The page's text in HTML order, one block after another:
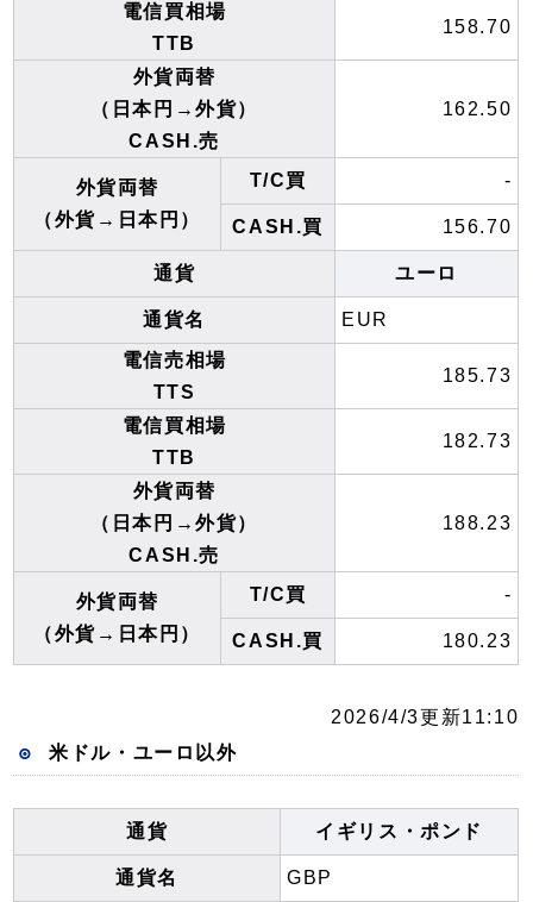
電信買相場
TTB
158.70
外貨両替
（日本円→外貨）
CASH.売
162.50
外貨両替
（外貨→日本円）
T/C買 -
CASH.買 156.70
通貨 ユーロ
通貨名
EUR
電信売相場
TTS
185.73
電信買相場
TTB
182.73
外貨両替
（日本円→外貨）
CASH.売
188.23
外貨両替
（外貨→日本円）
T/C買 -
CASH.買 180.23
2026/4/3更新11:10
米ドル・ユーロ以外
通貨 イギリス・ポンド
通貨名
GBP